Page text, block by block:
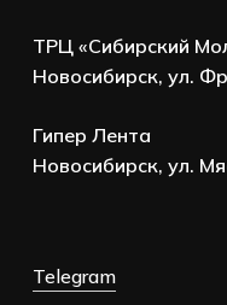
ТРЦ «Сибирский
Новосибирск, ул.
Гипер Лента
Новосибирск, ул.
Telegram